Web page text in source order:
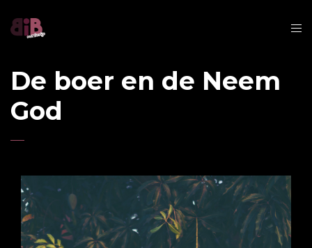
De boer en de Neem
God